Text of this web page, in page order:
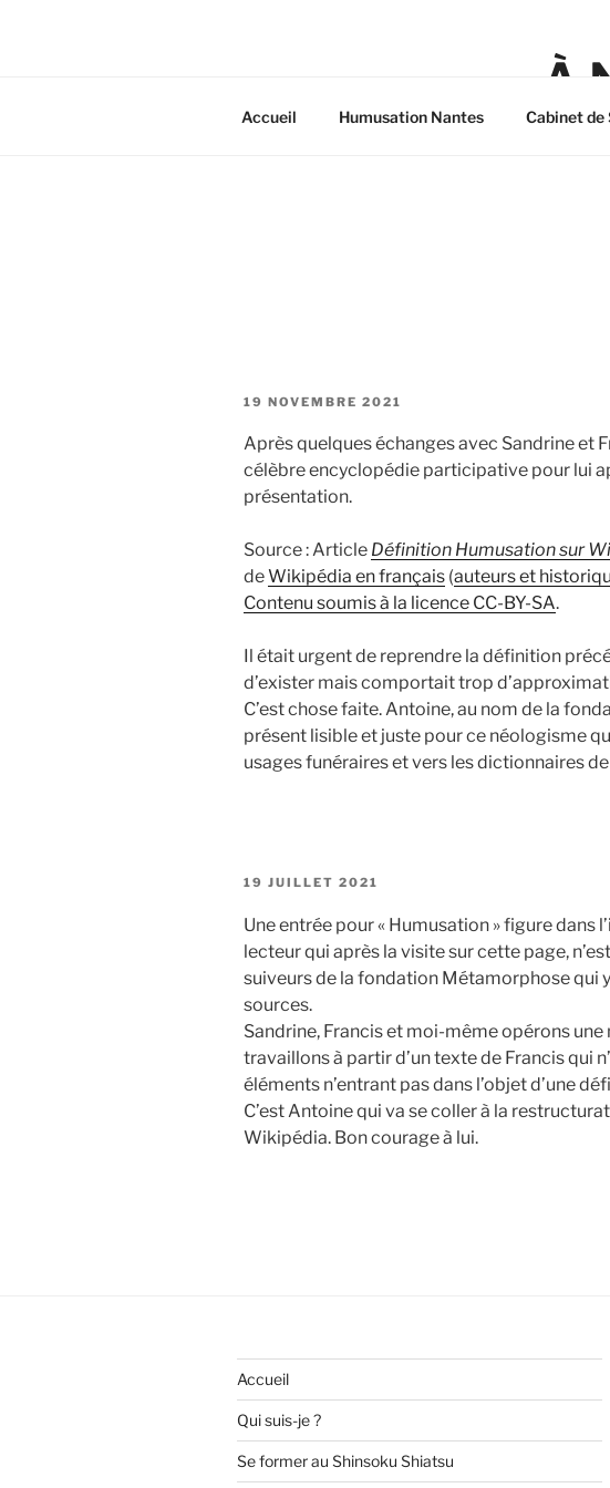
À
Accueil Humusation Nantes Cabinet de
PUBLIÉ
19 NOVEMBRE 2021
Après quelques échanges avec Sandrine et
célèbre encyclopédie participative pour lui
présentation.
Source : Article Définition Humusation sur
deWikipédia en français (auteurs et
Contenu soumis à la licence CC-BY-SA.
Il était urgent de reprendre la définition
d’exister mais comportait trop
C’est chose faite. Antoine, au nom de la
présent lisible et juste pour ce néologisme
usages funéraires et vers les dictionnaires
PUBLIÉ
19 JUILLET 2021
Une entrée pour « Humusation » figure dans
lecteur qui après la visite sur cette page,
suiveurs de la fondation Métamorphose qui
sources.
Sandrine, Francis et moi-même opérons
travaillons à partir d’un texte de Francis qui
éléments n’entrant pas dans l’objet d’une
C’est Antoine qui va se coller à la
Wikipédia. Bon courage à lui.
Accueil
Qui suis-je ?
Se former au Shinsoku Shiatsu